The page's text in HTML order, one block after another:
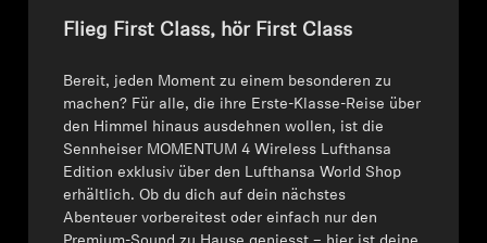
Flieg First Class, hör First Class
Bereit, jeden Moment zu einem besonderen zu
machen? Für alle, die ihre Erste-Klasse-Reise über
den Himmel hinaus ausdehnen wollen, ist die
Sennheiser MOMENTUM 4 Wireless Lufthansa
Edition exklusiv über den Lufthansa World Shop
erhältlich. Ob du dich auf dein nächstes
Abenteuer vorbereitest oder einfach nur den